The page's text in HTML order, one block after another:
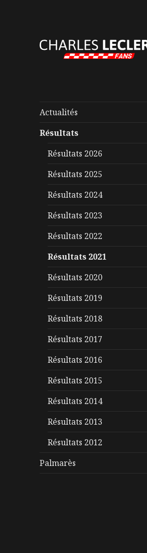
Actualités
Résultats
Résultats 2026
Résultats 2025
Résultats 2024
Résultats 2023
Résultats 2022
Résultats 2021
Résultats 2020
Résultats 2019
Résultats 2018
Résultats 2017
Résultats 2016
Résultats 2015
Résultats 2014
Résultats 2013
Résultats 2012
Palmarès